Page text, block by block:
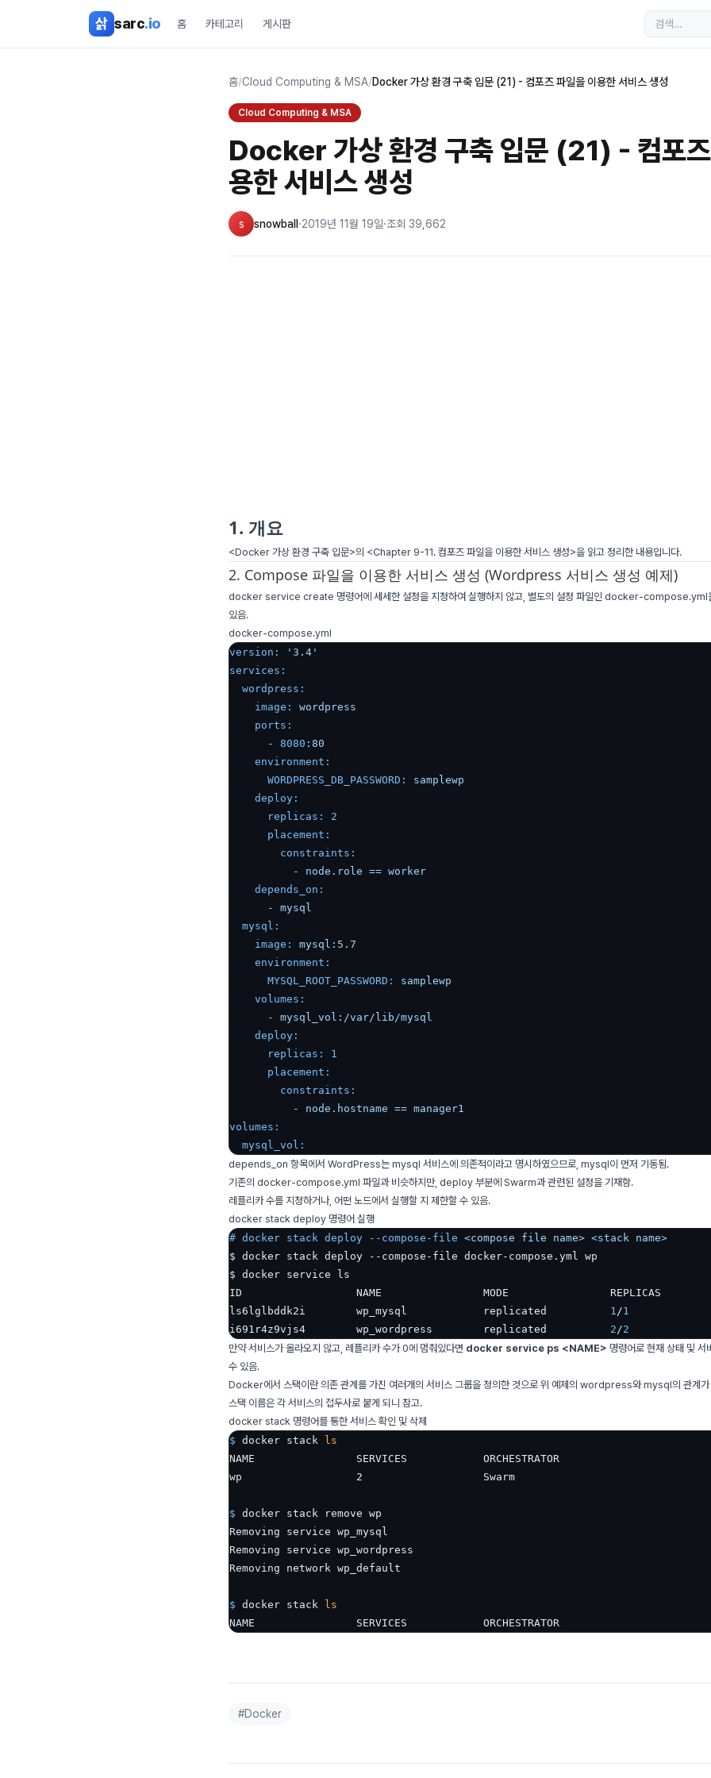
삵 sarc.io 홈 카테고리 게시판
홈/Cloud Computing & MSA/Docker 가상 환경 구축 입문 (21) - 컴포즈 파일을 이용한 서비스 생성
Cloud Computing & MSA
Docker 가상 환경 구축 입문 (21) - 컴포즈
용한 서비스 생성
s snowball ·2019년 11월 19일·조회 39,662
1. 개요
<Docker 가상 환경 구축 입문>의 <Chapter 9-11. 컴포즈 파일을 이용한 서비스 생성>을 읽고 정리한 내용입니다.
2. Compose 파일을 이용한 서비스 생성 (Wordpress 서비스 생성 예제)
docker service create 명령어에 세세한 설정을 지정하여 실행하지 않고, 별도의 설정 파일인 docker-compose.yml
있음.
docker-compose.yml
version:
'3.4'
services:
wordpress:
image:
wordpress
ports:
-
8080 :80
environment:
WORDPRESS_DB_PASSWORD:
samplewp
deploy:
replicas:
2
placement:
constraints:
-
node.role == worker
depends_on:
-
mysql
mysql:
image:
mysql:5.7
environment:
MYSQL_ROOT_PASSWORD:
samplewp
volumes:
-
mysql_vol:/var/lib/mysql
deploy:
replicas:
1
placement:
constraints:
-
node.hostname == manager1
volumes:
mysql_vol:
depends_on 항목에서 WordPress는 mysql 서비스에 의존적이라고 명시하였으므로, mysql이 먼저 기동됨.
기존의 docker-compose.yml 파일과 비슷하지만, deploy 부분에 Swarm과 관련된 설정을 기재함.
레플리카 수를 지정하거나, 어떤 노드에서 실행할 지 제한할 수 있음.
docker stack deploy 명령어 실행
# docker stack deploy --compose-file <compose file name> <stack name>
$ docker stack deploy --compose-file docker-compose.yml wp
$ docker service ls
ID                  NAME                MODE                REPLICAS
ls6lglbddk2i        wp_mysql            replicated 1/1
i691r4z9vjs4        wp_wordpress        replicated 2/2
만약 서비스가 올라오지 않고, 레플리카 수가 0에 멈춰있다면 docker service ps <NAME> 명령어로 현재 상태 및 서
수 있음.
Docker에서 스택이란 의존 관계를 가진 여러개의 서비스 그룹을 정의한 것으로 위 예제의 wordpress와 mysql의 관계가
스택 이름은 각 서비스의 접두사로 붙게 되니 참고.
docker stack 명령어를 통한 서비스 확인 및 삭제
$ docker stack
ls
NAME                SERVICES            ORCHESTRATOR
$ docker stack remove wp
Removing service wp_mysql
Removing service wp_wordpress
$ docker stack
ls
NAME                SERVICES            ORCHESTRATOR
#Docker